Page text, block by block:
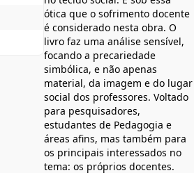
ótica que o sofrimento docente
é considerado nesta obra. O
livro faz uma análise sensível,
focando a precariedade
simbólica, e não apenas
material, da imagem e do lugar
social dos professores. Voltado
para pesquisadores,
estudantes de Pedagogia e
áreas afins, mas também para
os principais interessados no
tema: os próprios docentes.